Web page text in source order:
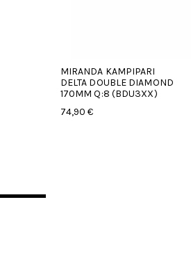
MIRANDA KAMPIPARI
DELTA DOUBLE DIAMOND
170MM Q:8 (BDU3XX)
74,90 €